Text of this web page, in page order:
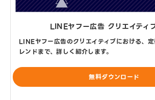
LINEヤフー広告 クリエイティ
LINEヤフー広告のクリエイティブにおける、
レンドまで、詳しく紹介します。
無料ダウンロード